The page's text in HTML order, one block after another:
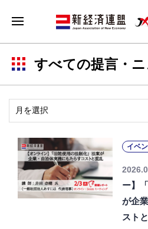
すべての提言・ニ
イベ
ー】
が企
スト